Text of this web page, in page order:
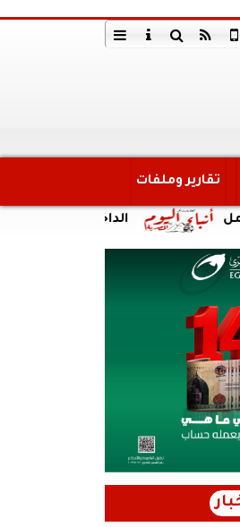
تقارير وملفات
الداخلية: ضبط أحد الأشخاص